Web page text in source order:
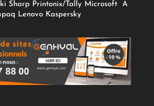
Sharp Printonix/Tally Microsoft
A
Lenovo Kaspersky